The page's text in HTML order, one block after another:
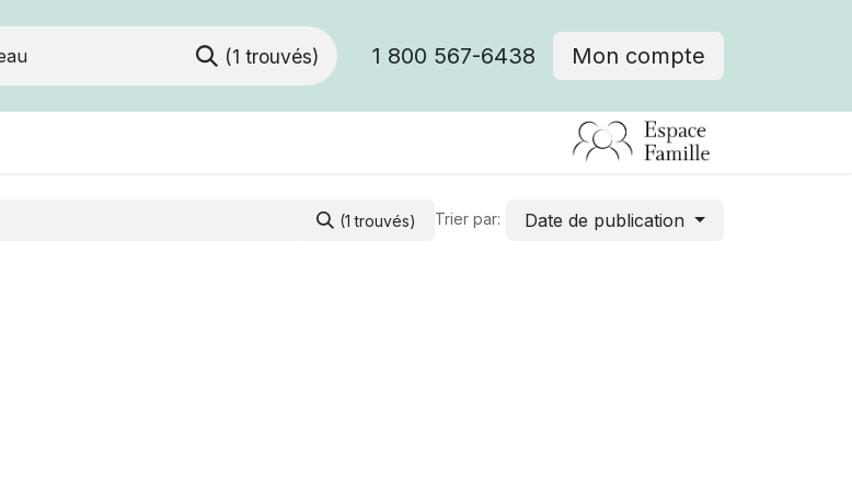
(1 trouvés) 1 800 567-6438 Mon compte
(1 trouvés) Trier par: Date de publication